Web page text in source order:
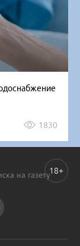
1830
на газету18+